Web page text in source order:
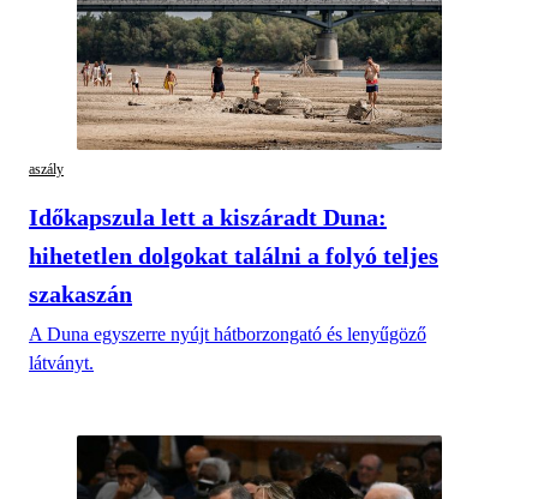
aszály
Időkapszula lett a kiszáradt Duna:
hihetetlen dolgokat találni a folyó teljes
szakaszán
A Duna egyszerre nyújt hátborzongató és lenyűgöző
látványt.